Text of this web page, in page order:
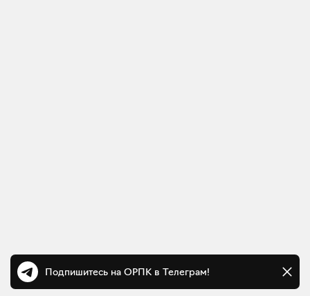
Подпишитесь на ОРПК в Телеграм!